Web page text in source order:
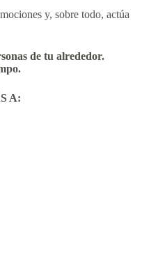
y, sobre todo, actúa
de tu alrededor.
A: